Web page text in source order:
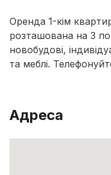
Оренда 1-кім
розташована на 3
новобудові,
та меблі.
Адреса